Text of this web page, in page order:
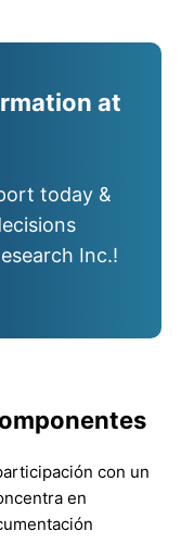
at
today &
Inc.!
con un
en